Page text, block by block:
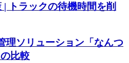
トラックの待機時間を削
理ソリューション「なんつ
比較